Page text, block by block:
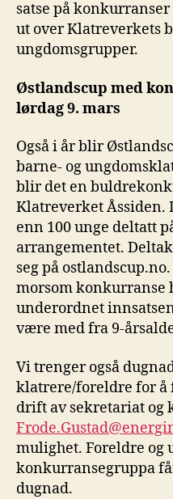
satse på
ut over Klatreverkets
ungdomsgrupper.
Østlandscup med
lørdag 9. mars
Også i år blir
barne- og
blir det en
Klatreverket Åssiden.
enn 100 unge deltatt
arrangementet.
seg på
morsom konkurranse
underordnet
være med fra 9-
Vi trenger også
klatrere/foreldre for å
drift av sekretariat og
mulighet. Foreldre og
konkurransegruppa
dugnad.